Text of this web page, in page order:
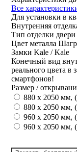
Все
Для установки в
Внутренняя
Тип отделки двери
Цвет металла
Замки Kale / Kale
Конечный вид
реального цвета в
смартфонов!
Размер /
880 х 2050
880 х 2050
960 х 2050
960 х 2050